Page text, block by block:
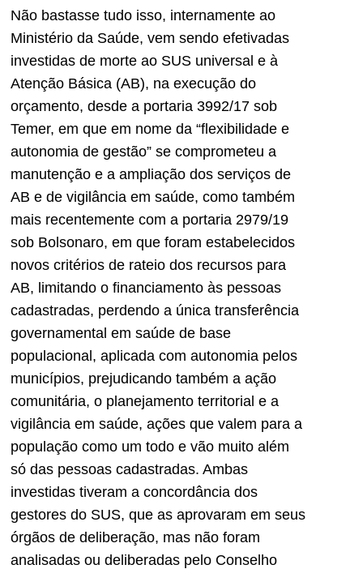
Não bastasse tudo isso, internamente ao
Ministério da Saúde, vem sendo efetivadas
investidas de morte ao SUS universal e à
Atenção Básica (AB), na execução do
orçamento, desde a portaria 3992/17 sob
Temer, em que em nome da “flexibilidade e
autonomia de gestão” se comprometeu a
manutenção e a ampliação dos serviços de
AB e de vigilância em saúde, como também
mais recentemente com a portaria 2979/19
sob Bolsonaro, em que foram estabelecidos
novos critérios de rateio dos recursos para
AB, limitando o financiamento às pessoas
cadastradas, perdendo a única transferência
governamental em saúde de base
populacional, aplicada com autonomia pelos
municípios, prejudicando também a ação
comunitária, o planejamento territorial e a
vigilância em saúde, ações que valem para a
população como um todo e vão muito além
só das pessoas cadastradas. Ambas
investidas tiveram a concordância dos
gestores do SUS, que as aprovaram em seus
órgãos de deliberação, mas não foram
analisadas ou deliberadas pelo Conselho